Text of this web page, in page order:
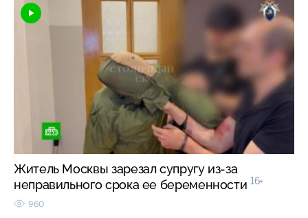
Житель Москвы зарезал супругу из-за
неправильного срока ее беременности 16+
960